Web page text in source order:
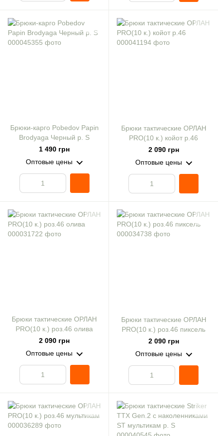
Брюки-карго Pobedov Papin
Brodyaga Черный р. S
1 490 грн
Оптовые цены
Брюки тактические ОРЛАН
PRO(10 к.) койот р.46
2 090 грн
Оптовые цены
Брюки тактические ОРЛАН
PRO(10 к.) роз.46 олива
2 090 грн
Оптовые цены
Брюки тактические ОРЛАН
PRO(10 к.) роз.46 пиксель
2 090 грн
Оптовые цены